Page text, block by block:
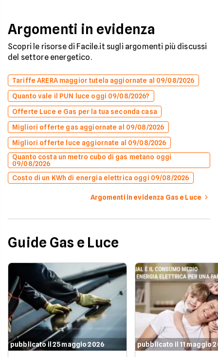
Argomenti in evidenza
Scopri le risorse di Facile.it sugli argomenti più discussi
del settore energetico.
Tariffe ARERA maggior tutela aggiornate al 09/08/2026
Quanto vale il PUN luce oggi 09/08/2026?
Offerte Luce e Gas per la tua seconda casa
Migliori offerte gas aggiornate al 09/08/2026
Migliori offerte luce aggiornate al 09/08/2026
Quanto costa un metro cubo di gas metano oggi
09/08/2026
Costo di un KWh di energia elettrica oggi 09/08/2026
Argomenti in evidenza Gas e Luce
Guide Gas e Luce
pubblicato il 25 maggio 2026 pubblicato il 11 maggio